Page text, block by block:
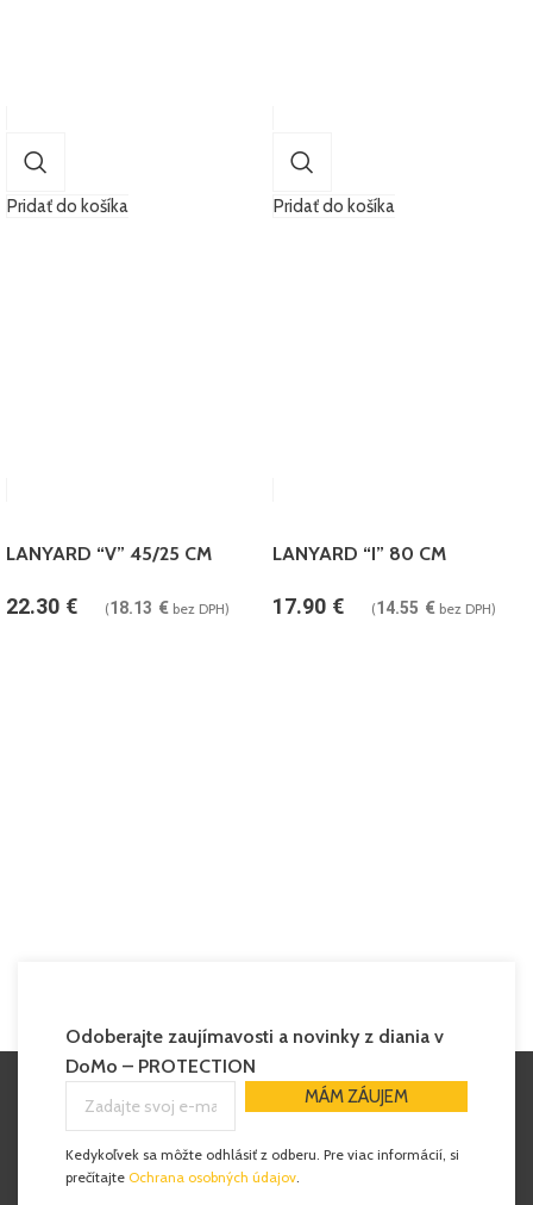
Pridať do košíka
LANYARD “V” 45/25 CM
22.30 € (18.13 € bez DPH)
Pridať do košíka
LANYARD “I” 80 CM
17.90 € (14.55 € bez DPH)
Odoberajte zaujímavosti a novinky z diania v
DoMo – PROTECTION
Kedykoľvek sa môžte odhlásiť z odberu. Pre viac informácií, si
prečítajte Ochrana osobných údajov